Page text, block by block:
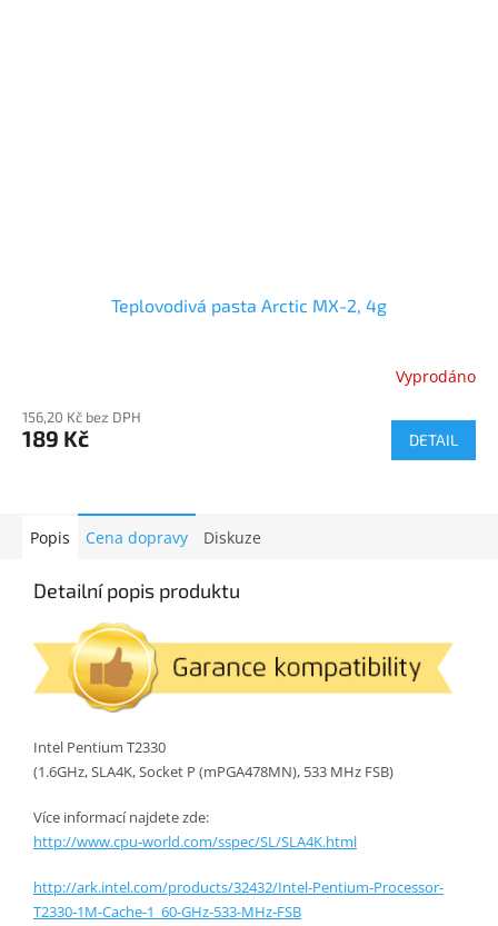
Teplovodivá pasta Arctic MX-2, 4g
Vyprodáno
156,20 Kč bez DPH
189 Kč DETAIL
Popis Cena dopravy Diskuze
Detailní popis produktu
Intel Pentium T2330
(1.6GHz, SLA4K, Socket P (mPGA478MN), 533 MHz FSB)
Více informací najdete zde:
http://www.cpu-world.com/sspec/SL/SLA4K.html
http://ark.intel.com/products/32432/Intel-Pentium-Processor-
T2330-1M-Cache-1_60-GHz-533-MHz-FSB